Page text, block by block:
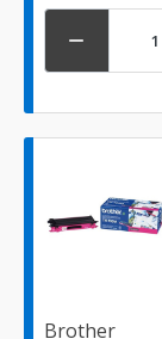

Brother